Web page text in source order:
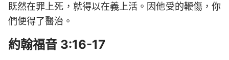
既然在罪上死，就得以在義上活。因他受的鞭傷，你
們便得了醫治。
約翰福音 3:16-17